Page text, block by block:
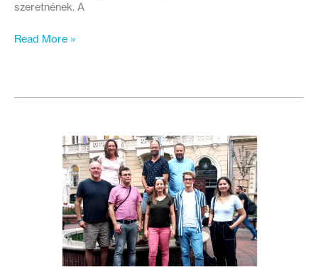
szeretnének. A
Kiemelték
lakhatásukat
Read More »